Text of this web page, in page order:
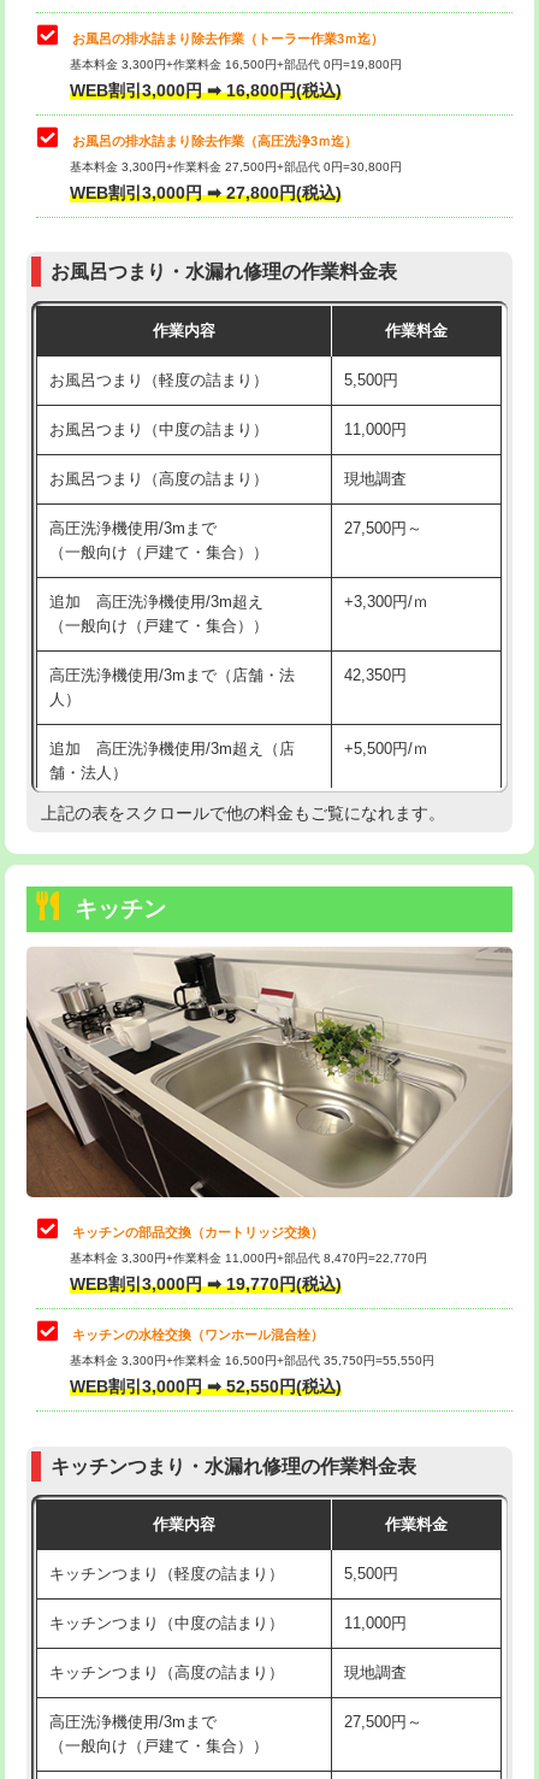
タンクレストイレ脱着 33,000円
小便器トイレ脱着
その他部品の脱着 8,800円～
交換・取付（タンク）
交換・取付（普通便座） 11,000円+材料費
交換・取付（温水洗浄便座） 16,500円+材料費
交換・取付(単水栓（壁付・デッキ
式）)
13,200円+材料費
交換・取付(混合水栓（壁付・デッキ
式・ワンホール）)
16,500円+材料費
交換・取付(排水栓・排水トラップ
（P/S/ポップアップ））
22,000円+材料費
交換・取付（その他部品） 11,000円+材料費
持込商品取付（単水栓） 13,200円
持込商品取付（混合水栓）
持込商品取付（浄水器・分岐水栓） 16,500円
持込商品取付（温水洗浄便座） 22,000円
持込商品取付（普通便座⇔温水洗浄便
22,000円
給水管工事※（ホール加工)
給水管工事※（バンド止め) 3,300円
給水管工事※（支持金具設置) 5,500円
給水管工事※（保温材使用（バンド止
め込み）)
5,500円
給水管工事※（土の掘削・埋め戻し作
11,000円
給水管工事※（塩ビ管（VP・HI）使
用/3ｍまで)
給水管工事※（塩ビ管（VP・HI）使
用（追加）/3ｍ超え)
給水管工事※（ライニング鋼管・銅
管・ポリ管・HT管使用/3ｍまで)
44,000円
管・ポリ管・HT管使用/3ｍ超え)
排水管工事（土の掘削・埋め戻し作
11,000円~
排水管工事（排水管工事/3ｍまで） 55,000円
排水管工事（追加 排水管工事/3ｍ超
+11,000円
マス交換（土の掘削・埋め戻し作業）
マス交換（深さ50㎝未満）
お風呂の排水詰まり除去作業（トーラー作業3ｍ迄）
基本料金 3,300円+作業料金 16,500円+部品代 0円=19,800円
WEB割引3,000円 ➡ 16,800円(税込)
お風呂の排水詰まり除去作業（高圧洗浄3ｍ迄）
基本料金 3,300円+作業料金 27,500円+部品代 0円=30,800円
WEB割引3,000円 ➡ 27,800円(税込)
お風呂つまり・水漏れ修理の作業料金表
作業内容 作業料金
お風呂つまり（軽度の詰まり） 5,500円
お風呂つまり（中度の詰まり） 11,000円
お風呂つまり（高度の詰まり） 現地調査
高圧洗浄機使用/3mまで
（一般向け（戸建て・集合））
27,500円～
追加 高圧洗浄機使用/3m超え
（一般向け（戸建て・集合））
+3,300円/ｍ
高圧洗浄機使用/3mまで（店舗・法
人）
42,350円
追加 高圧洗浄機使用/3m超え（店
舗・法人）
+5,500円/ｍ
高度高圧洗浄換 現地調査
トーラー機使用/3mまで
追加トーラー機使用/3m超え +3,300円
カメラ調査 33,000円
桝清掃 8,800円
止水・漏水調査・防水処理・清掃・修
理・調整・分解・加工など（軽作業）
11,000円
止水・漏水調査・防水処理・清掃・修
理・調整・分解・加工など（中作業）
22,000円
止水・漏水調査・防水処理・清掃・修
理・調整・分解・加工など（重作業）
33,000円
お風呂タンク脱着
その他部品の脱着
式・ワンホール）)
交換・取付(排水栓・排水トラップ
22,000円+材料費
持込商品取付（単水栓）
上記の表をスクロールで他の料金もご覧になれます。
キッチン
キッチンの部品交換（カートリッジ交換）
基本料金 3,300円+作業料金 11,000円+部品代 8,470円=22,770円
WEB割引3,000円 ➡ 19,770円(税込)
キッチンの水栓交換（ワンホール混合栓）
基本料金 3,300円+作業料金 16,500円+部品代 35,750円=55,550円
WEB割引3,000円 ➡ 52,550円(税込)
キッチンつまり・水漏れ修理の作業料金表
作業内容 作業料金
キッチンつまり（軽度の詰まり） 5,500円
キッチンつまり（中度の詰まり） 11,000円
キッチンつまり（高度の詰まり） 現地調査
高圧洗浄機使用/3mまで
（一般向け（戸建て・集合））
27,500円～